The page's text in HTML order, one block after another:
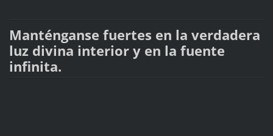
Manténganse fuertes en la verdadera
luz divina interior y en la fuente
infinita.